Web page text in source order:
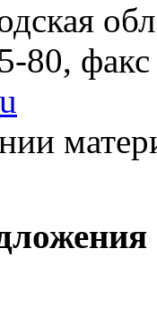
80,